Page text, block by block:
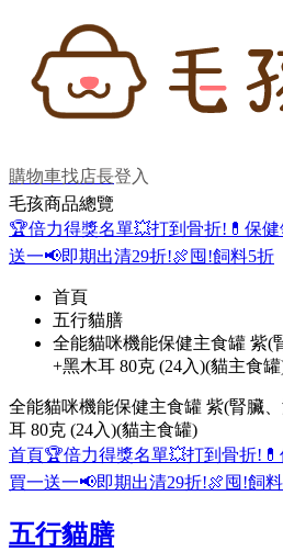
購物車找店長登入
毛孩商品總覽
🏆倍力得獎名單💥打到骨折! 💊保
送一📢即期出清29折!🍖囤!飼料5折
首頁
五行貓膳
全能貓咪機能保健主食罐 紫(
+黑木耳 80克 (24入)(貓主食
全能貓咪機能保健主食罐 紫(腎臟
耳 80克 (24入)(貓主食罐)
首頁🏆倍力得獎名單💥打到骨折!
買一送一📢即期出清29折!🍖囤!飼
五行貓膳